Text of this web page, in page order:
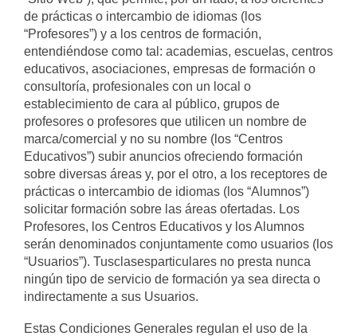
de prácticas o intercambio de idiomas (los
“Profesores”) y a los centros de formación,
entendiéndose como tal: academias, escuelas, centros
educativos, asociaciones, empresas de formación o
consultoría, profesionales con un local o
establecimiento de cara al público, grupos de
profesores o profesores que utilicen un nombre de
marca/comercial y no su nombre (los “Centros
Educativos”) subir anuncios ofreciendo formación
sobre diversas áreas y, por el otro, a los receptores de
prácticas o intercambio de idiomas (los “Alumnos”)
solicitar formación sobre las áreas ofertadas. Los
Profesores, los Centros Educativos y los Alumnos
serán denominados conjuntamente como usuarios (los
“Usuarios”). Tusclasesparticulares no presta nunca
ningún tipo de servicio de formación ya sea directa o
indirectamente a sus Usuarios.
Estas Condiciones Generales regulan el uso de la